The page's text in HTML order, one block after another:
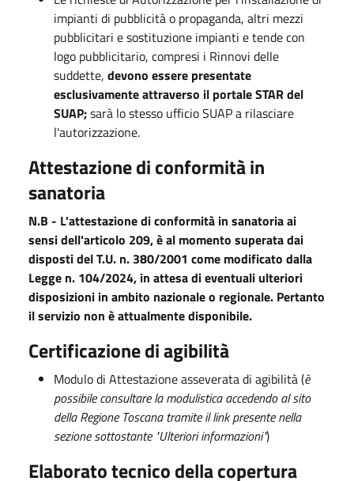
impianti di pubblicità o propaganda, altri mezzi
pubblicitari e sostituzione impianti e tende con
logo pubblicitario, compresi i Rinnovi delle
suddette, devono essere presentate
esclusivamente attraverso il portale STAR del
SUAP;sarà lo stesso ufficio SUAP a rilasciare
l'autorizzazione.
Attestazione di conformità in
sanatoria
N.B - L'attestazione di conformità in sanatoria ai
sensi dell'articolo 209, è al momento superata dai
disposti del T.U. n. 380/2001 come modificato dalla
Legge n. 104/2024, in attesa di eventuali ulteriori
disposizioni in ambito nazionale o regionale. Pertanto
il servizio non è attualmente disponibile.
Certificazione di agibilità
Modulo di Attestazione asseverata di agibilità (è
possibile consultare la modulistica accedendo al sito
della Regione Toscana tramite il link presente nella
sezione sottostante "Ulteriori informazioni")
Elaborato tecnico della copertura